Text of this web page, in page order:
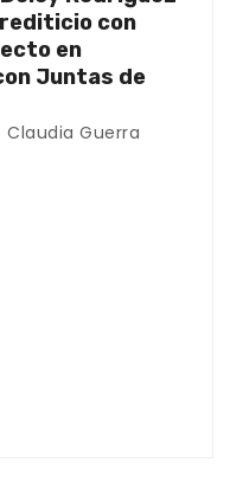
con
en
Juntas de
Claudia Guerra